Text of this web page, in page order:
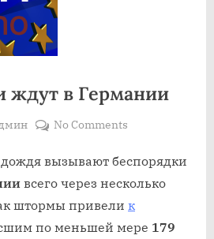
ждут в Германии
No Commentson
дожди
ждут
Германии
вызывают беспорядки
всего через несколько
штормы привели к
по меньшей мере 179